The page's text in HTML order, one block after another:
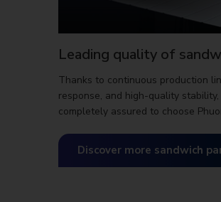
Leading quality of
Thanks to continuous production
response, and high-quality
completely assured to choose
INVESTMENT EFFICIENCY.
Discover more sandwich